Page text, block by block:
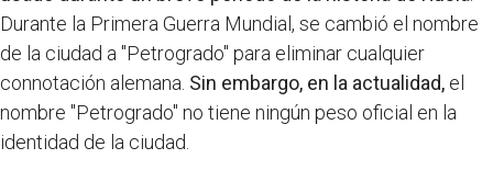
Durante la Primera Guerra Mundial, se cambió el nombre
de la ciudad a "Petrogrado" para eliminar cualquier
connotación alemana. Sin embargo, en la actualidad, el
nombre "Petrogrado" no tiene ningún peso oficial en la
identidad de la ciudad.